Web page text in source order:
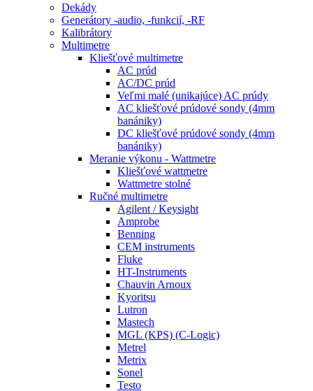
Dekády
Generátory -audio, -funkcií, -RF
Kalibrátory
Multimetre
Kliešťové multimetre
AC prúd
AC/DC prúd
Veľmi malé (unikajúce) AC prúdy
AC kliešťové prúdové sondy (4mm
banániky)
DC kliešťové prúdové sondy (4mm
banániky)
Meranie výkonu - Wattmetre
Kliešťové wattmetre
Wattmetre stolné
Ručné multimetre
Agilent / Keysight
Amprobe
Benning
CEM instruments
Fluke
HT-Instruments
Chauvin Arnoux
Kyoritsu
Lutron
Mastech
MGL (KPS) (C-Logic)
Metrel
Metrix
Sonel
Testo